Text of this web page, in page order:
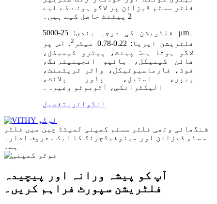
فلٹر سسٹم ڈیزائن پر لاگو ہونے کے لیے
2 پیٹنٹ حاصل کیے ہیں۔
فلٹریشن کی درجہ بندی: 25-5000 μm۔
فلٹریشن ایریا: 0.22-0.78 میٹر
2. اس پر
لاگو ہوتا ہے: پینٹ، پیٹرو کیمیکل،
فائن کیمیکل، بائیو انجینیئرنگ،
فوڈ، فارماسیوٹیکل، واٹر ٹریٹمنٹ،
پیپر، اسٹیل، پاور پلانٹ،
الیکٹرانکس، آٹوموٹو وغیرہ۔
انکوائری تفصیل
شنگھائی وتھی فلٹر سسٹم کمپنی لمیٹڈ چین میں فلٹر
سسٹم ڈیزائن اور مینوفیکچرنگ کا ایک معروف ادارہ
ہے۔
آپ کو پیشہ ورانہ اور پیچیدہ
فلٹریشن سپورٹ فراہم کریں۔